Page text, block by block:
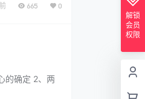
665 0
的确定 2、两
解锁
会员
权限